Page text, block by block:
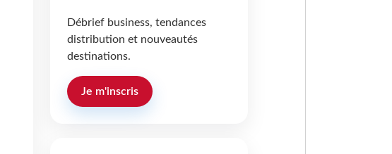
Débrief business, tendances
distribution et nouveautés
destinations.
Je m'inscris